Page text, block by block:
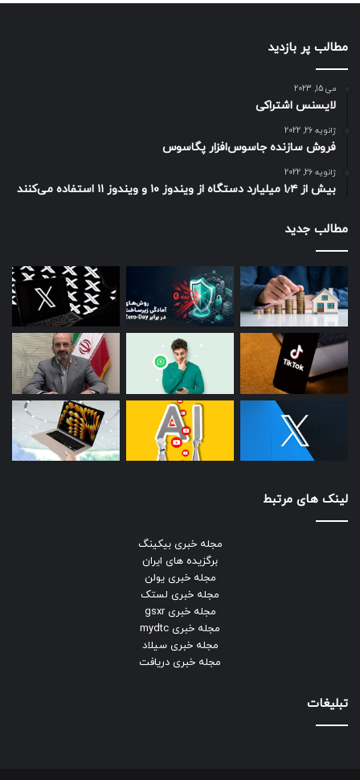
مطالب پر بازدید
می 15, 2023
لایسنس اشتراکی
ژانویه 26, 2022
فروش سازنده جاسوس‌افزار پگاسوس
ژانویه 26, 2022
بیش از ۱٫۴ میلیارد دستگاه از ویندوز ۱۰ و ویندوز ۱۱ استفاده می‌کنند
مطالب جدید
لینک های مرتبط
مجله خبری بیکینگ
برگزیده های ایران
مجله خبری یولن
مجله خبری لستک
مجله خبری gsxr
مجله خبری mydtc
مجله خبری سیلاد
مجله خبری دریافت
تبلیغات